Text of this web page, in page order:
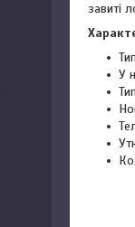
завиті
У